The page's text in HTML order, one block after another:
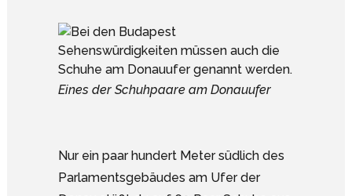
Eines der Schuhpaare am Donauufer
Nur ein paar hundert Meter südlich des
Parlamentsgebäudes am Ufer der